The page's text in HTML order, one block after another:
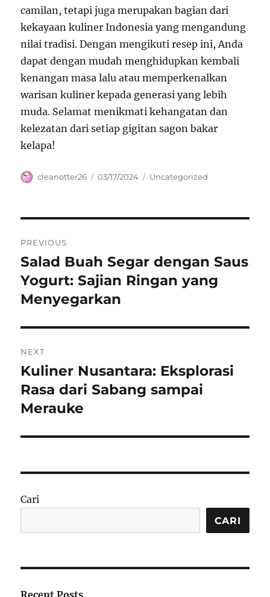
camilan, tetapi juga merupakan bagian dari
kekayaan kuliner Indonesia yang mengandung
nilai tradisi. Dengan mengikuti resep ini, Anda
dapat dengan mudah menghidupkan kembali
kenangan masa lalu atau memperkenalkan
warisan kuliner kepada generasi yang lebih
muda. Selamat menikmati kehangatan dan
kelezatan dari setiap gigitan sagon bakar
kelapa!
Author
cleanotter26
Posted
03/17/2024 Categories
Uncategorized
pos
PREVIOUS
Previous
post:
Salad Buah Segar dengan Saus
Yogurt: Sajian Ringan yang
Menyegarkan
NEXT
Next
post:
Kuliner Nusantara: Eksplorasi
Rasa dari Sabang sampai
Merauke
Cari
CARI